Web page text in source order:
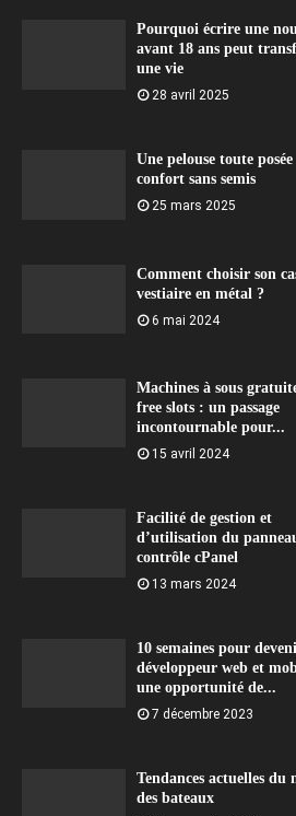
Pourquoi écrire une
avant 18 ans peut
une vie
28 avril 2025
Une pelouse toute
confort sans semis
25 mars 2025
Comment choisir son
vestiaire en métal ?
6 mai 2024
Machines à sous
free slots : un passage
incontournable pour...
15 avril 2024
Facilité de gestion et
d’utilisation du
contrôle cPanel
13 mars 2024
10 semaines pour
développeur web et
une opportunité de...
7 décembre 2023
Tendances actuelles du
des bateaux